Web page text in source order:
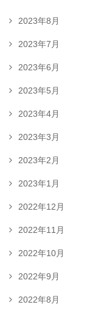
2023年8月
2023年7月
2023年6月
2023年5月
2023年4月
2023年3月
2023年2月
2023年1月
2022年12月
2022年11月
2022年10月
2022年9月
2022年8月